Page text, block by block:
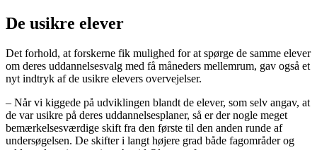
De usikre elever
Det forhold, at forskerne fik mulighed for at spørge de samme elever
om deres uddannelsesvalg med få måneders mellemrum, gav også et
nyt indtryk af de usikre elevers overvejelser.
– Når vi kiggede på udviklingen blandt de elever, som selv angav, at
de var usikre på deres uddannelsesplaner, så er der nogle meget
bemærkelsesværdige skift fra den første til den anden runde af
undersøgelsen. De skifter i langt højere grad både fagområder og